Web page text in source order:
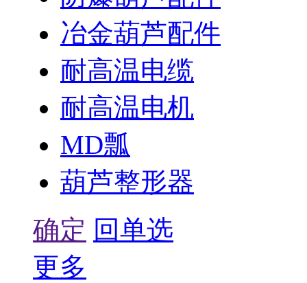
冶金葫芦配件
耐高温电缆
耐高温电机
MD瓢
葫芦整形器
确定 回单选
更多